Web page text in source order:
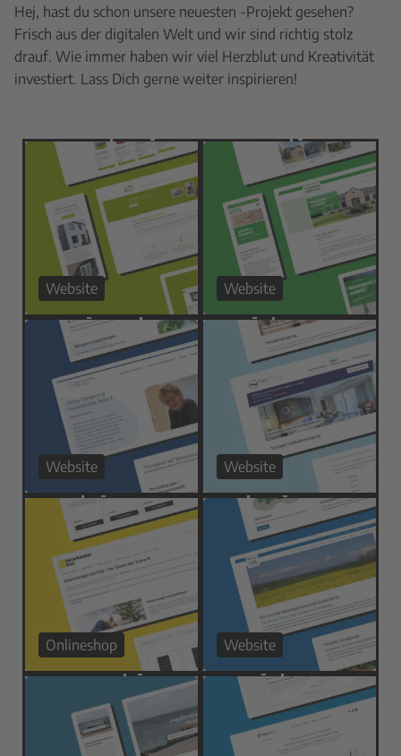
Hej, hast du schon unsere neuesten -Projekt gesehen?
Frisch aus der digitalen Welt und wir sind richtig stolz
drauf. Wie immer haben wir viel Herzblut und Kreativität
investiert. Lass Dich gerne weiter inspirieren!
Website Website
Website Website
Onlineshop Website